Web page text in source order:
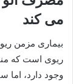
می کند
ریوی است که
وجود دارد، اما